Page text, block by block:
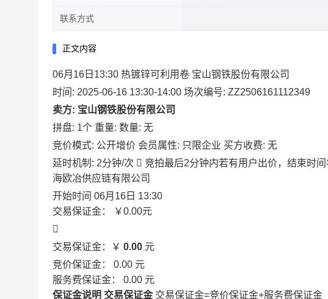
联系方式
正文内容
06月16日13:30 热镀锌可利用卷 宝山钢铁股份有限公司
时间: 2025-06-16 13:30-14:00 场次编号: ZZ2506161112349
卖方: 宝山钢铁股份有限公司
拼盘: 1个 重量: 数量: 无
竞价模式: 公开增价 会员属性: 只限企业 买方收费: 无
延时机制: 2分钟/次  竞拍最后2分钟内若有用户出价，结束时间
海欧冶供应链有限公司
开始时间 06月16日 13:30
交易保证金：
￥0.00元

交易保证金：￥ 0.00 元
竞价保证金： 0.00 元
服务费保证金： 0.00 元
保证金说明 交易保证金 交易保证金=竞价保证金+服务费保证金